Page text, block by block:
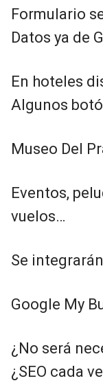
Formulario
Datos ya de
En hoteles
Algunos
Museo Del
Eventos,
vuelos…
Se
Google My
¿No será
¿SEO cada